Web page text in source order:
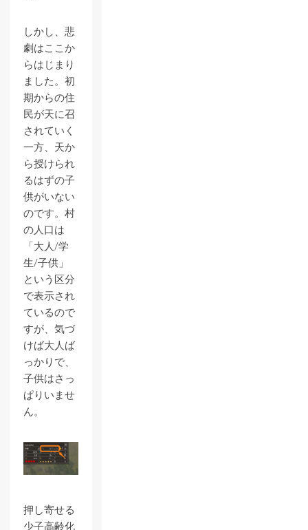
しかし、悲
劇はここか
らはじまり
ました。初
期からの住
民が天に召
されていく
一方、天か
ら授けられ
るはずの子
供がいない
のです。村
の人口は
「大人/学
生/子供」
という区分
で表示され
ているので
すが、気づ
けば大人ば
っかりで、
子供はさっ
ぱりいませ
ん。
押し寄せる
少子高齢化